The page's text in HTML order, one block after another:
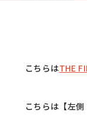
こちらはTHE
こちらは【左